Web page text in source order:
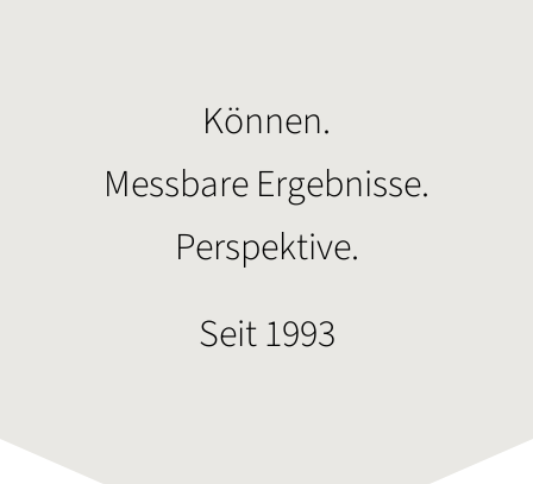
Können.
Messbare Ergebnisse.
Perspektive.
Seit 1993